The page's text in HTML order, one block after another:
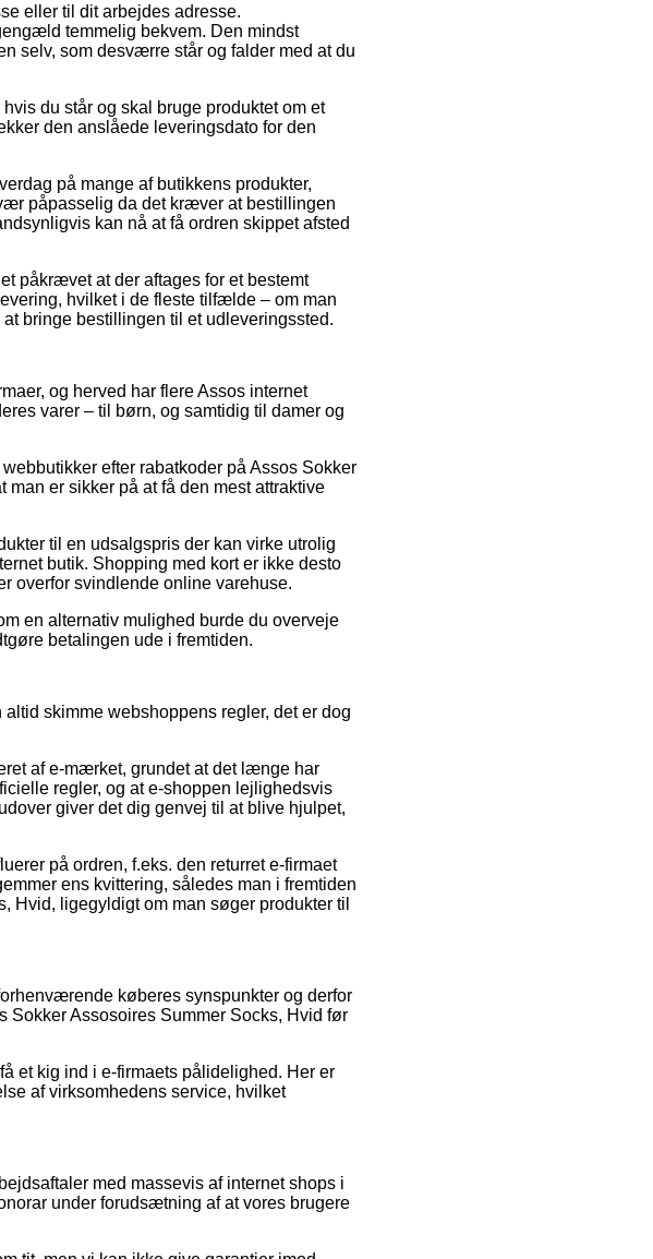
eller til dit arbejdes adresse.
temmelig bekvem. Den mindst
selv, som desværre står og falder med at du
du står og skal bruge produktet om et
den anslåede leveringsdato for den
på mange af butikkens produkter,
påpasselig da det kræver at bestillingen
kan nå at få ordren skippet afsted
påkrævet at der aftages for et bestemt
hvilket i de fleste tilfælde – om man
bringe bestillingen til et udleveringssted.
og herved har flere Assos internet
varer – til børn, og samtidig til damer og
efter rabatkoder på Assos Sokker
er sikker på at få den mest attraktive
til en udsalgspris der kan virke utrolig
butik. Shopping med kort er ikke desto
overfor svindlende online varehuse.
en alternativ mulighed burde du overveje
betalingen ude i fremtiden.
skimme webshoppens regler, det er dog
af e-mærket, grundet at det længe har
regler, og at e-shoppen lejlighedsvis
giver det dig genvej til at blive hjulpet,
på ordren, f.eks. den returret e-firmaet
ens kvittering, således man i fremtiden
Hvid, ligegyldigt om man søger produkter til
køberes synspunkter og derfor
Sokker Assosoires Summer Socks, Hvid før
et kig ind i e-firmaets pålidelighed. Her er
af virksomhedens service, hvilket
med massevis af internet shops i
under forudsætning af at vores brugere